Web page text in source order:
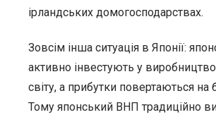
ірландських домогосподарствах.
Зовсім інша ситуація в Японії:
активно інвестують у
світу, а прибутки повертаються на
Тому японський ВНП традиційно